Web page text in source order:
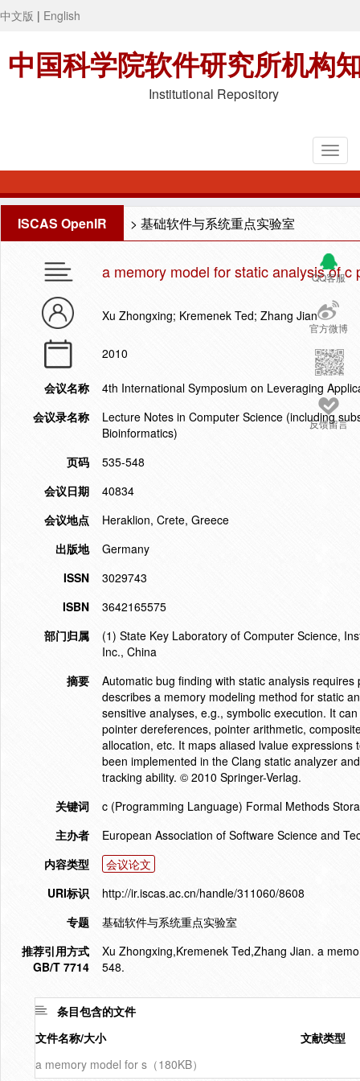
中文版 | English
中国科学院软件研究所机构
Institutional Repository
ISCAS OpenIR > 基础软件与系统重点实验室
QQ客服
官方微博
反馈留言
a memory model for static analysis of c
Xu Zhongxing; Kremenek Ted; Zhang Jian
2010
会议名称
4th International Symposium on Leveraging
会议录名称
Lecture Notes in Computer Science (including
Bioinformatics)
页码
535-548
会议日期
40834
会议地点
Heraklion, Crete, Greece
出版地
Germany
ISSN
3029743
ISBN
3642165575
部门归属
(1) State Key Laboratory of Computer Science,
Inc., China
摘要
Automatic bug finding with static analysis
describes a memory modeling method for static
sensitive analyses, e.g., symbolic execution. It
pointer dereferences, pointer arithmetic,
allocation, etc. It maps aliased lvalue
been implemented in the Clang static analyzer
tracking ability. © 2010 Springer-Verlag.
关键词
c (Programming Language) Formal Methods
主办者
European Association of Software Science and
内容类型
会议论文
URI标识
http://ir.iscas.ac.cn/handle/311060/8608
专题
基础软件与系统重点实验室
推荐引用方式
GB/T 7714
Xu Zhongxing,Kremenek Ted,Zhang Jian. a
548.
条目包含的文件
文件名称/大小
文献类型
a memory model for s（180KB）